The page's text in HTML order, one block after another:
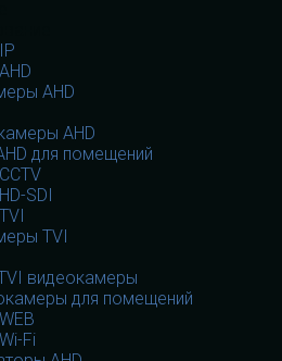
AHD
AHD
для помещений
SDI
TVI
видеокамеры
для помещений
Fi